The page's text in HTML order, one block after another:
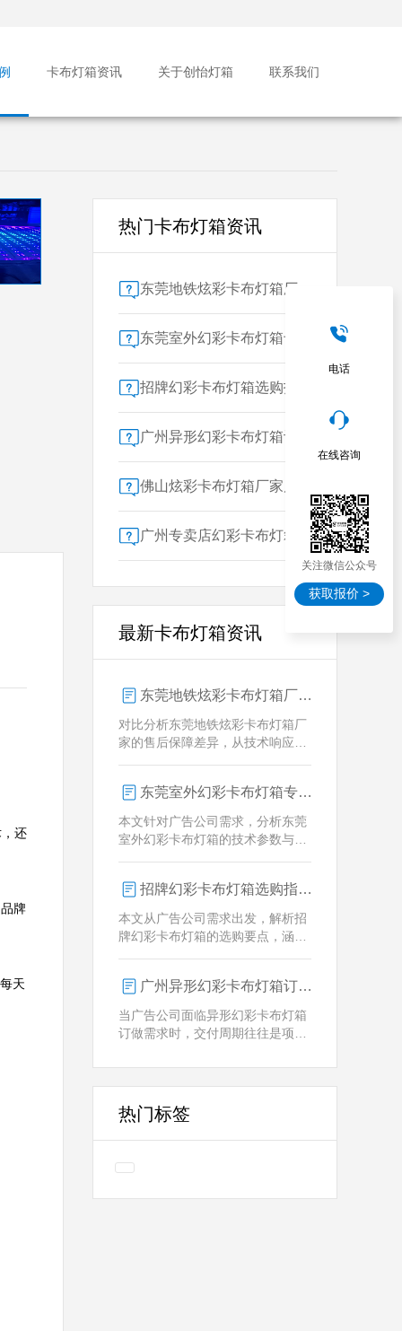
卡布灯箱资讯 关于创怡灯箱 联系我们
还
牌
天
热门卡布灯箱资讯
广州专卖店幻彩卡布灯箱选购指南：一位广告总监的售后保障启示录
最新卡布灯箱资讯
东莞地铁炫彩卡布灯箱厂家售后保障对比指南：广告公司选型核心要素解析
对比分析东莞地铁炫彩卡布灯箱厂
家的售后保障差异，从技术响应、
在动态效果与全天候耐用性上的专
业解决方案。
东莞室外幻彩卡布灯箱专业供应商技术解析
本文针对广告公司需求，分析东莞
室外幻彩卡布灯箱的技术参数与定
招牌幻彩卡布灯箱选购指南：广州广告公司专业视角
本文从广告公司需求出发，解析招
牌幻彩卡布灯箱的选购要点，涵盖
户提供专业解决方案。
广州异形幻彩卡布灯箱订做：广告人必看的交付周期决策指南
当广告公司面临异形幻彩卡布灯箱
订做需求时，交付周期往往是项目
过技术预配与柔性生产体系，将定
制周期压缩至行业领先水平？
热门标签
电话
在线咨询
关注微信公众号
获取报价 >